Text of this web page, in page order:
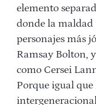
elemento
donde la maldad
personajes más
Ramsay Bolton,
como Cersei
Porque igual